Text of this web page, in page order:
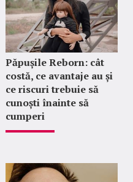
Păpușile Reborn: cât
costă, ce avantaje au și
ce riscuri trebuie să
cunoști înainte să
cumperi